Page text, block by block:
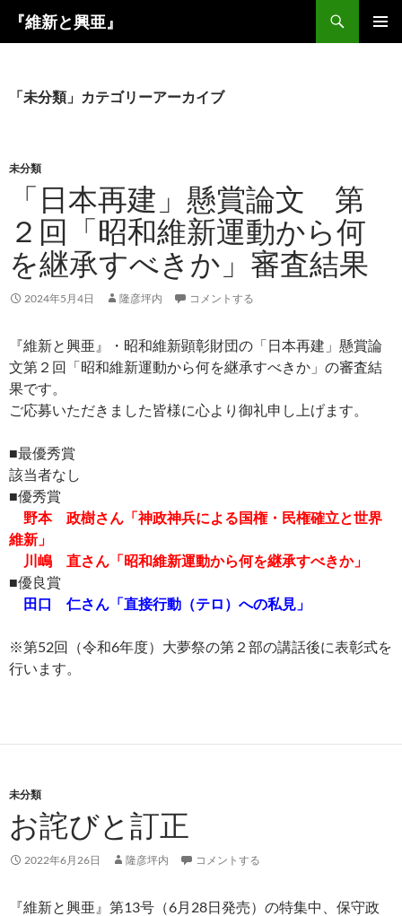
キ
『維新と興亜』
「未分類」カテゴリーアーカイブ
未分類
「日本再建」懸賞論文 第
２回「昭和維新運動から何
を継承すべきか」審査結果
2024年5月4日 隆彦坪内 コメントする
『維新と興亜』・昭和維新顕彰財団の「日本再建」懸賞論
文第２回「昭和維新運動から何を継承すべきか」の審査結
果です。
ご応募いただきました皆様に心より御礼申し上げます。
■最優秀賞
該当者なし
■優秀賞
野本 政樹さん「神政神兵による国権・民権確立と世界
維新」
川嶋 直さん「昭和維新運動から何を継承すべきか」
■優良賞
田口 仁さん「直接行動（テロ）への私見」
※第52回（令和6年度）大夢祭の第２部の講話後に表彰式を
行います。
未分類
お詫びと訂正
2022年6月26日 隆彦坪内 コメントする
『維新と興亜』第13号（6月28日発売）の特集中、保守政